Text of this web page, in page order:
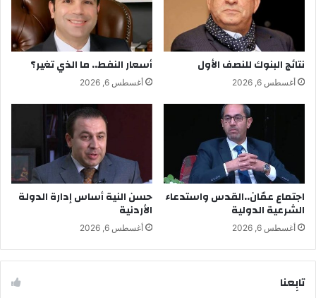
نتائج البنوك للنصف الأول
أغسطس 6, 2026
أسعار النفط.. ما الذي تغير؟
أغسطس 6, 2026
اجتماع عمّان..القدس واستدعاء
الشرعية الدولية
أغسطس 6, 2026
حسن النية أساس إدارة الدولة
الأردنية
أغسطس 6, 2026
تابِعنا